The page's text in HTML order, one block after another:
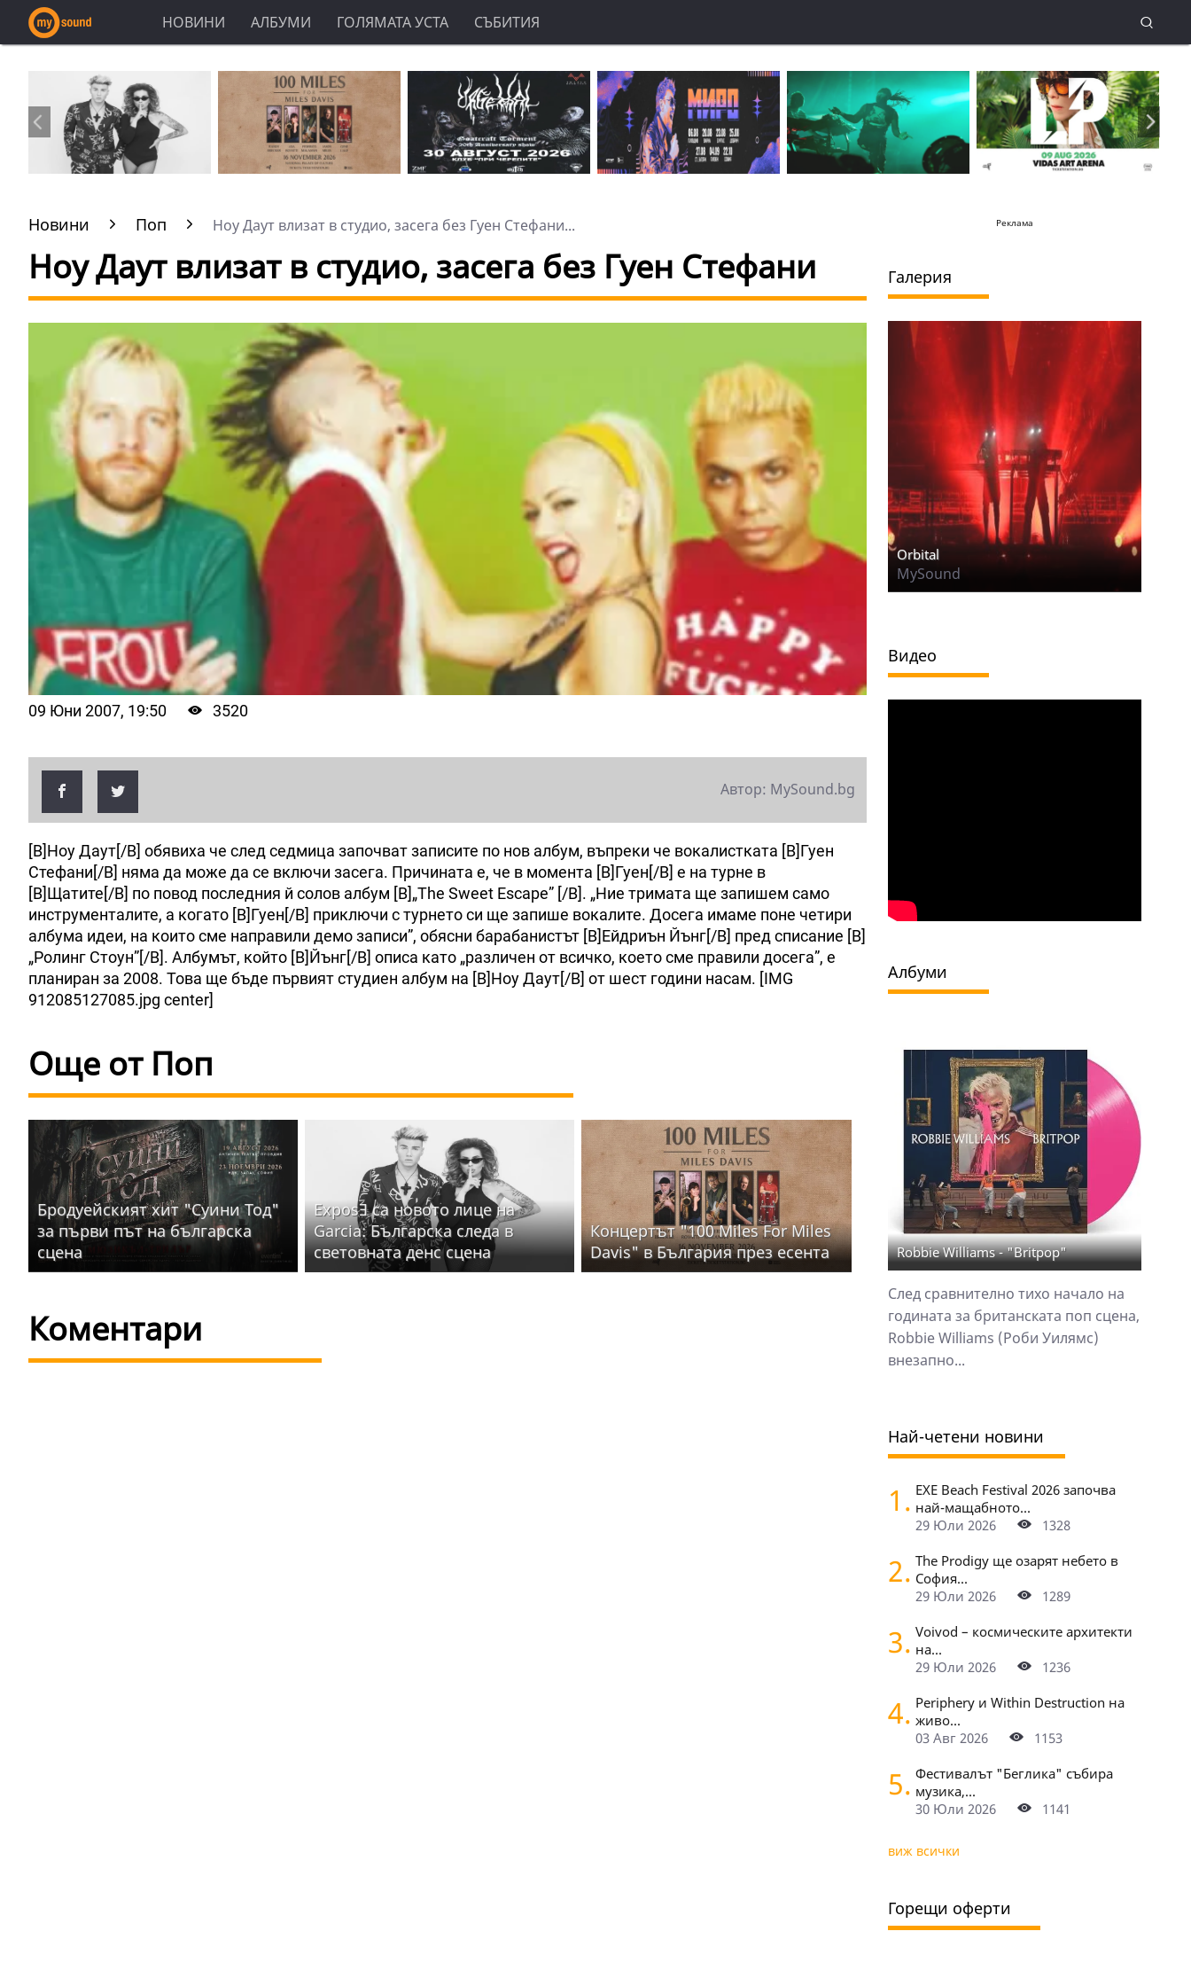
НОВИНИ АЛБУМИ ГОЛЯМАТА УСТА СЪБИТИЯ
Новини Поп Ноу Даут влизат в студио, засега без Гуен Стефани...
Ноу Даут влизат в студио, засега без Гуен Стефани
09 Юни 2007, 19:50 3520
Автор: MySound.bg
[B]Ноу Даут[/B] обявиха че след седмица започват записите по нов албум, въпреки че вокалистката [B]Гуен
Стефани[/B] няма да може да се включи засега. Причината е, че в момента [B]Гуен[/B] е на турне в
[B]Щатите[/B] по повод последния й солов албум [B]„The Sweet Escape” [/B]. „Ние тримата ще запишем само
инструменталите, а когато [B]Гуен[/B] приключи с турнето си ще запише вокалите. Досега имаме поне четири
албума идеи, на които сме направили демо записи”, обясни барабанистът [B]Ейдриън Йънг[/B] пред списание [B]
„Ролинг Стоун”[/B]. Албумът, който [B]Йънг[/B] описа като „различен от всичко, което сме правили досега”, е
планиран за 2008. Това ще бъде първият студиен албум на [B]Ноу Даут[/B] от шест години насам. [IMG
912085127085.jpg center]
Още от Поп
Бродуейският хит "Суини Тод"
за първи път на българска
сцена
ExposƎ са новото лице на
Garcia: Българска следа в
световната денс сцена
Концертът "100 Miles For Miles
Davis" в България през есента
Коментари
Реклама
Галерия
Orbital
MySound
Видео
Албуми
Robbie Williams - "Britpop"
След сравнително тихо начало на
годината за британската поп сцена,
Robbie Williams (Роби Уилямс)
внезапно...
Най-четени новини
1. EXE Beach Festival 2026 започва
най-мащабното...
29 Юли 2026
1328
2. The Prodigy ще озарят небето в
София...
29 Юли 2026
1289
3. Voivod – космическите архитекти
на...
29 Юли 2026
1236
4. Periphery и Within Destruction на
живо...
03 Авг 2026
1153
5. Фестивалът "Беглика" събира
музика,...
30 Юли 2026
1141
виж всички
Горещи оферти